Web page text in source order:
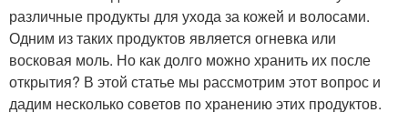
различные продукты для ухода за кожей и волосами.
Одним из таких продуктов является огневка или
восковая моль. Но как долго можно хранить их после
открытия? В этой статье мы рассмотрим этот вопрос и
дадим несколько советов по хранению этих продуктов.